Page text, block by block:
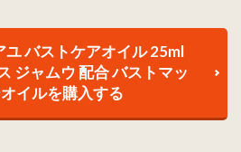
ユ バストケアオイル 25ml
ジャムウ 配合 バストマッ
イルを購入する